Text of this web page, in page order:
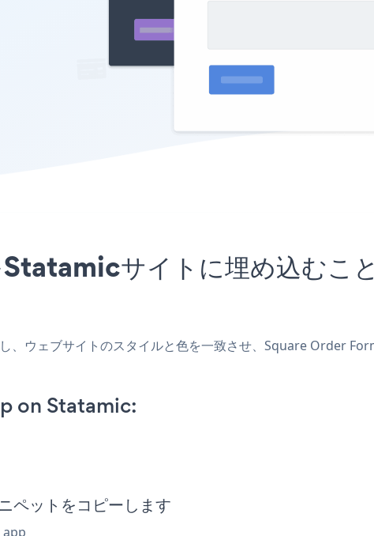
サイトに埋め込むこ
ウェブサイトのスタイルと色を一致させ、Square Order
on Statamic:
ットをコピーします